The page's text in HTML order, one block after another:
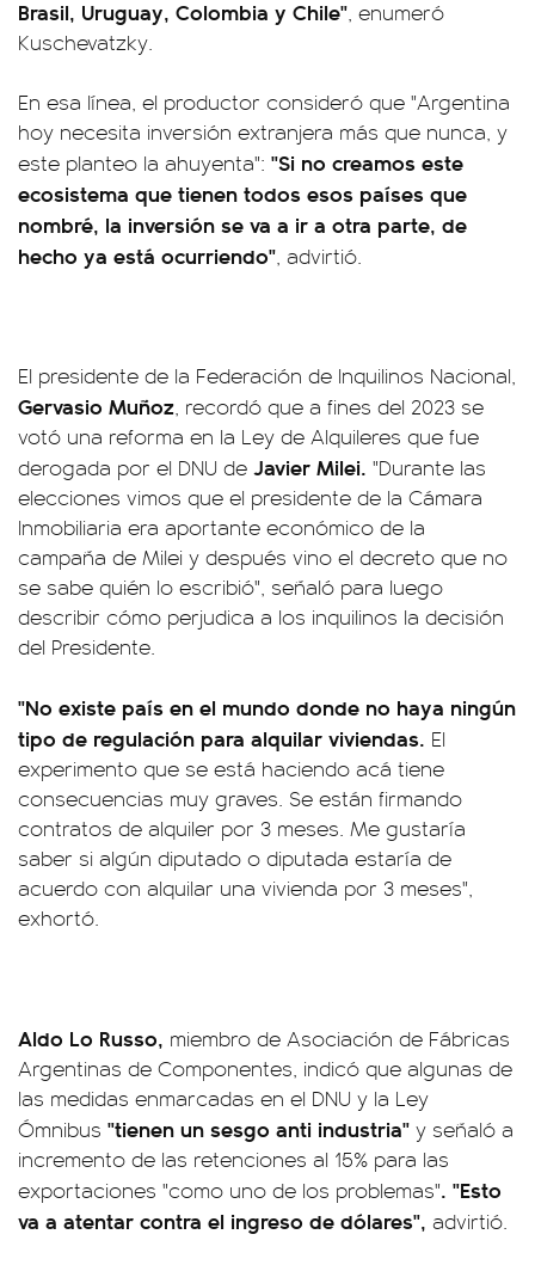
Brasil, Uruguay, Colombia y Chile", enumeró
Kuschevatzky.
En esa línea, el productor consideró que "Argentina
hoy necesita inversión extranjera más que nunca, y
este planteo la ahuyenta": "Si no creamos este
ecosistema que tienen todos esos países que
nombré, la inversión se va a ir a otra parte, de
hecho ya está ocurriendo", advirtió.
El presidente de la Federación de Inquilinos Nacional,
Gervasio Muñoz, recordó que a fines del 2023 se
votó una reforma en la Ley de Alquileres que fue
derogada por el DNU de Javier Milei. "Durante las
elecciones vimos que el presidente de la Cámara
Inmobiliaria era aportante económico de la
campaña de Milei y después vino el decreto que no
se sabe quién lo escribió", señaló para luego
describir cómo perjudica a los inquilinos la decisión
del Presidente.
"No existe país en el mundo donde no haya ningún
tipo de regulación para alquilar viviendas. El
experimento que se está haciendo acá tiene
consecuencias muy graves. Se están firmando
contratos de alquiler por 3 meses. Me gustaría
saber si algún diputado o diputada estaría de
acuerdo con alquilar una vivienda por 3 meses",
exhortó.
Aldo Lo Russo, miembro de Asociación de Fábricas
Argentinas de Componentes, indicó que algunas de
las medidas enmarcadas en el DNU y la Ley
Ómnibus "tienen un sesgo anti industria" y señaló a
incremento de las retenciones al 15% para las
exportaciones "como uno de los problemas". "Esto
va a atentar contra el ingreso de dólares", advirtió.